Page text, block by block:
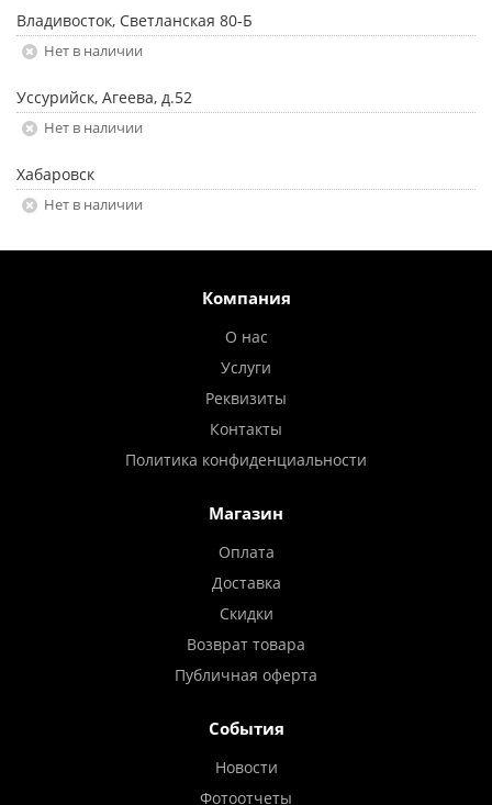
Владивосток, Светланская 80-Б
Нет в наличии
Уссурийск, Агеева, д.52
Нет в наличии
Хабаровск
Нет в наличии
Компания
О нас
Услуги
Реквизиты
Контакты
Политика конфиденциальности
Магазин
Оплата
Доставка
Скидки
Возврат товара
Публичная оферта
События
Новости
Фотоотчеты